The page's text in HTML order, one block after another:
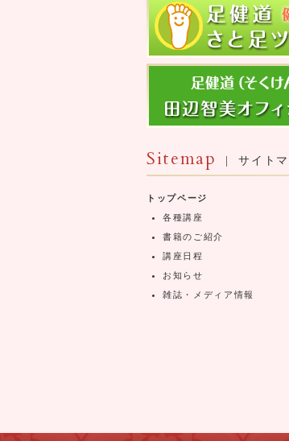
Sitemap | サイトマ
トップページ
各種講座
書籍のご紹介
講座日程
お知らせ
雑誌・メディア情報